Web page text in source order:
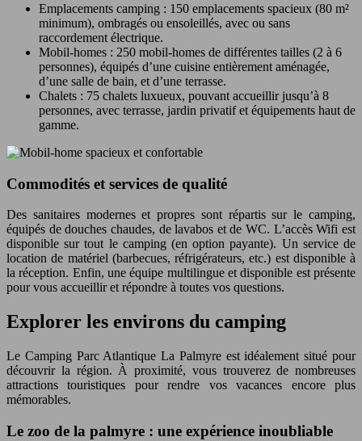
Emplacements camping : 150 emplacements spacieux (80 m²
minimum), ombragés ou ensoleillés, avec ou sans
raccordement électrique.
Mobil-homes : 250 mobil-homes de différentes tailles (2 à 6
personnes), équipés d’une cuisine entièrement aménagée,
d’une salle de bain, et d’une terrasse.
Chalets : 75 chalets luxueux, pouvant accueillir jusqu’à 8
personnes, avec terrasse, jardin privatif et équipements haut de
gamme.
Commodités et services de qualité
Des sanitaires modernes et propres sont répartis sur le camping,
équipés de douches chaudes, de lavabos et de WC. L’accès Wifi est
disponible sur tout le camping (en option payante). Un service de
location de matériel (barbecues, réfrigérateurs, etc.) est disponible à
la réception. Enfin, une équipe multilingue et disponible est présente
pour vous accueillir et répondre à toutes vos questions.
Explorer les environs du camping
Le Camping Parc Atlantique La Palmyre est idéalement situé pour
découvrir la région. À proximité, vous trouverez de nombreuses
attractions touristiques pour rendre vos vacances encore plus
mémorables.
Le zoo de la palmyre : une expérience inoubliable